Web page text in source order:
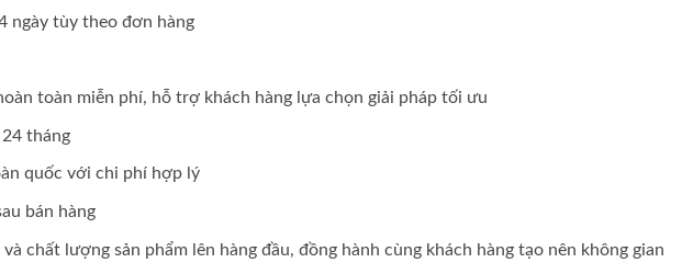
ngày tùy theo đơn hàng
toàn miễn phí, hỗ trợ khách hàng lựa chọn giải pháp tối ưu
24 tháng
quốc với chi phí hợp lý
bán hàng
chất lượng sản phẩm lên hàng đầu, đồng hành cùng khách hàng tạo nên không gian